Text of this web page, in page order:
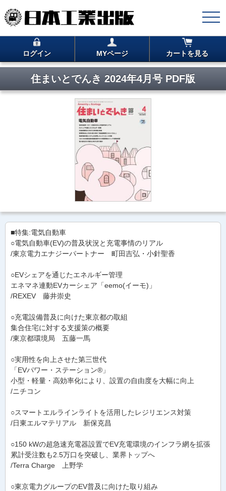
ログイン MYページ カートを見る
住まいとでんき 2024年4月号 PDF版
■特集:電気自動車
○電気自動車(EV)の普及状況と充電事情のリアル
/東京電力エナジーパートナー 町田吉弘・小針聖香
○EVシェアを通じたエネルギー管理
エネマネ連動EVカーシェア「eemo(イーモ)」
/REXEV 藤井崇史
○充電設備普及に向けた東京都の取組
集合住宅に対する支援策の概要
/東京都環境局 五藤一馬
○実用性を向上させた第三世代
「EVパワー・ステーション®」
小型・軽量・高効率化により、設置の自由度を大幅に向上
/ニチコン
○スマートエルラインライトを活用したレジリエンス対策
/日東エルマテリアル 新保克昌
○150 kWの超急速充電器設置でEV充電環境のインフラ網を拡張
累計受注数も2.5万口を突破し、業界トップへ
/Terra Charge 上野学
○東京電力グループのEV普及に向けた取り組み